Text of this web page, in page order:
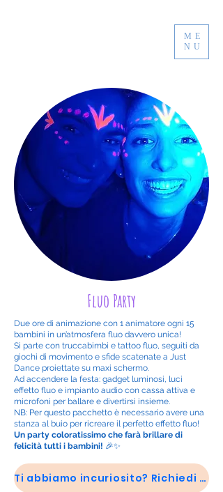
ME
NU
Fluo Party
Due ore di animazione con 1 animatore ogni 15
bambini in un’atmosfera fluo davvero unica!
Si parte con truccabimbi e tattoo fluo, seguiti da
giochi di movimento e sfide scatenate a Just
Dance proiettate su maxi schermo.
Ad accendere la festa: gadget luminosi, luci
effetto fluo e impianto audio con cassa attiva e
microfoni per ballare e divertirsi insieme.
NB: Per questo pacchetto è necessario avere una
stanza al buio per ricreare il perfetto effetto fluo!
Un party coloratissimo che farà brillare di
felicità tutti i bambini! 🎉✨
Ti abbiamo incuriosito? Richiedi il preventivo!